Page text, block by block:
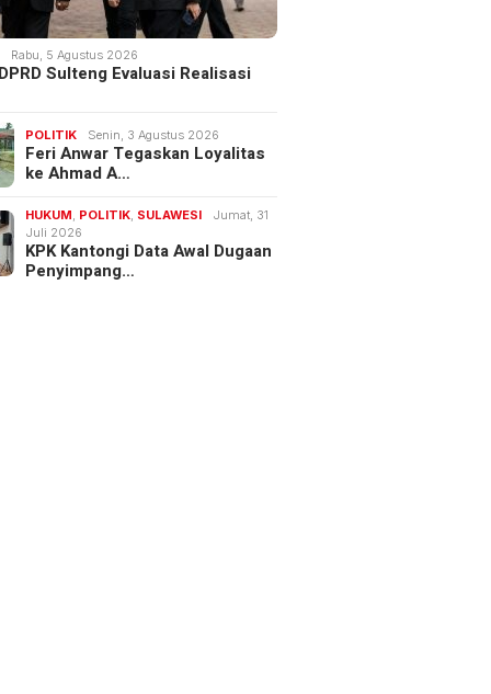
Rabu, 5 Agustus 2026
Sulteng Evaluasi Realisasi
POLITIK Senin, 3 Agustus 2026
Feri Anwar Tegaskan Loyalitas
ke Ahmad A…
HUKUM POLITIK SULAWESI
Jumat, 31
Juli 2026
KPK Kantongi Data Awal Dugaan
Penyimpang…